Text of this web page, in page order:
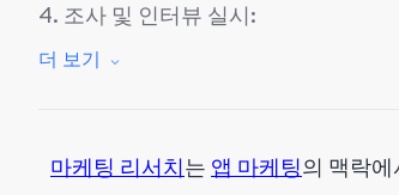
4. 조사 및 인터뷰 실시:
5. 앱 분석 도구 사용하기:
더 보기
마케팅 리서치는 앱 마케팅의 맥락